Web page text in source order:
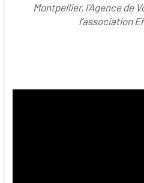
Montpellier, l’Agence de
l’association